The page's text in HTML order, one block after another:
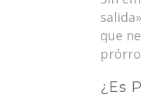
que
¿Es